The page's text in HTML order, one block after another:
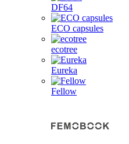
DF64
ECO capsules
ecotree
Eureka
Fellow